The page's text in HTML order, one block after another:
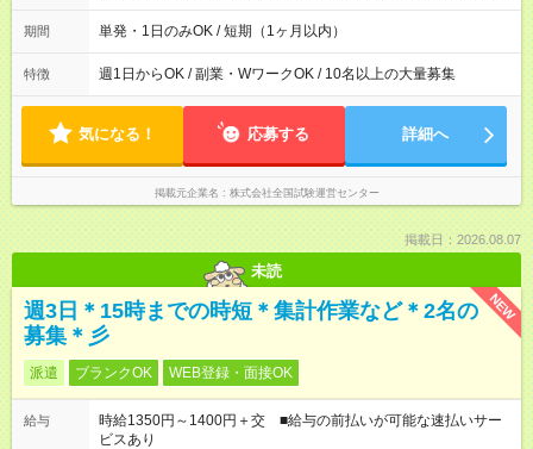
間は 試験により異なります。
期間 単発・1日のみOK / 短期（1ヶ月以内）
特徴 週1日からOK / 副業・WワークOK / 10名以上の大量募集
気になる！ 応募する 詳細へ
掲載元企業名 株式会社全国試験運営センター
掲載日：2026.08.07
未読
NEW
週3日＊15時までの時短＊集計作業など＊2名の
募集＊彡
派遣 ブランクOK WEB登録・面接OK
給与
時給1350円～1400円＋交 ■給与の前払いが可能な速払いサー
ビスあり